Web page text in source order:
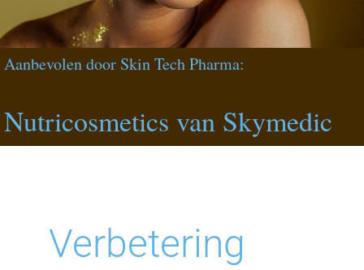
Aanbevolen door Skin Tech Pharma:
Nutricosmetics van Skymedic
Verbetering